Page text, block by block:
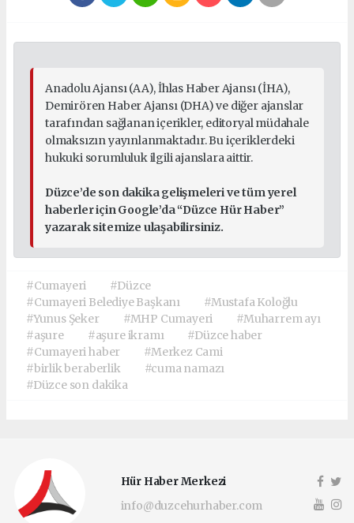
Anadolu Ajansı (AA), İhlas Haber Ajansı (İHA),
Demirören Haber Ajansı (DHA) ve diğer ajanslar
tarafından sağlanan içerikler, editoryal müdahale
olmaksızın yayınlanmaktadır. Bu içeriklerdeki
hukuki sorumluluk ilgili ajanslara aittir.
Düzce’de son dakika gelişmeleri ve tüm yerel
haberler için Google’da “Düzce Hür Haber”
yazarak sitemize ulaşabilirsiniz.
#Cumayeri
#Düzce
#Cumayeri Belediye Başkanı
#Mustafa Koloğlu
#Yunus Şeker
#MHP Cumayeri
#Muharrem ayı
#aşure
#aşure ikramı
#Düzce haber
#Cumayeri haber
#Merkez Cami
#birlik beraberlik
#cuma namazı
#Düzce son dakika
Hür Haber Merkezi
info@duzcehurhaber.com